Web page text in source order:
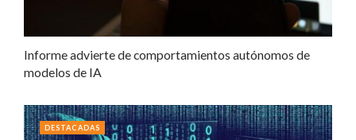
Informe advierte de comportamientos autónomos de
modelos de IA
DESTACADAS